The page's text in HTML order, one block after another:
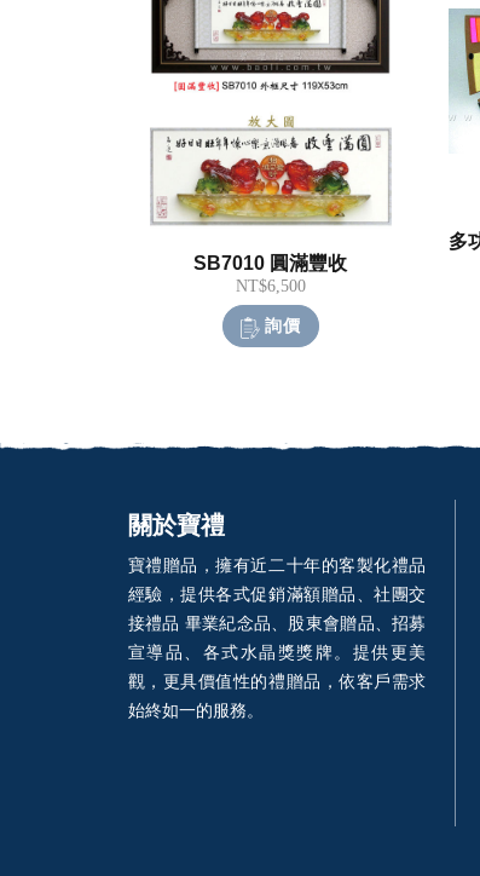
SB7010 圓滿豐收
NT$6,500
詢價
多
關於寶禮
寶禮贈品，擁有近二十年的客製化禮品
經驗，提供各式促銷滿額贈品、社團交
接禮品 畢業紀念品、股東會贈品、招募
宣導品、各式水晶獎獎牌。提供更美
觀，更具價值性的禮贈品，依客戶需求
始終如一的服務。